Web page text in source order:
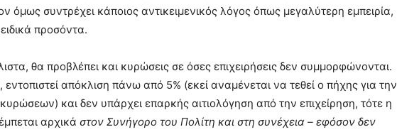
όμως συντρέχει κάποιος αντικειμενικός λόγος όπως μεγαλύτερη εμπειρία,
ειδικά προσόντα.
θα προβλέπει και κυρώσεις σε όσες επιχειρήσεις δεν συμμορφώνονται.
εντοπιστεί απόκλιση πάνω από 5% (εκεί αναμένεται να τεθεί ο πήχης για την
και δεν υπάρχει επαρκής αιτιολόγηση από την επιχείρηση, τότε η
αρχικά στον Συνήγορο του Πολίτη και στη συνέχεια – εφόσον δεν